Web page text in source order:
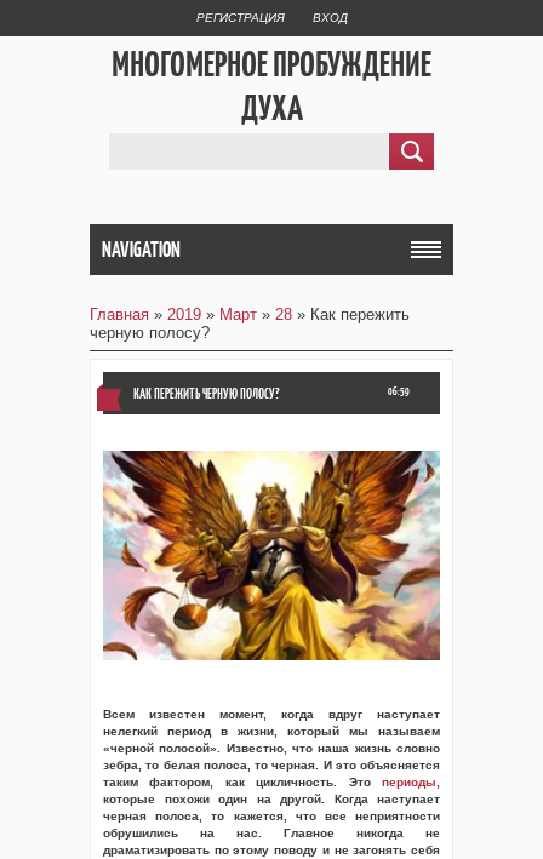
РЕГИСТРАЦИЯ ВХОД
МНОГОМЕРНОЕ ПРОБУЖДЕНИЕ
ДУХА
NAVIGATION
Главная » 2019 » Март » 28 » Как пережить
черную полосу?
06:59
КАК ПЕРЕЖИТЬ ЧЕРНУЮ ПОЛОСУ?
Всем известен момент, когда вдруг наступает
нелегкий период в жизни, который мы называем
«черной полосой». Известно, что наша жизнь словно
зебра, то белая полоса, то черная. И это объясняется
таким фактором, как цикличность. Это периоды,
которые похожи один на другой. Когда наступает
черная полоса, то кажется, что все неприятности
обрушились на нас. Главное никогда не
драматизировать по этому поводу и не загонять себя